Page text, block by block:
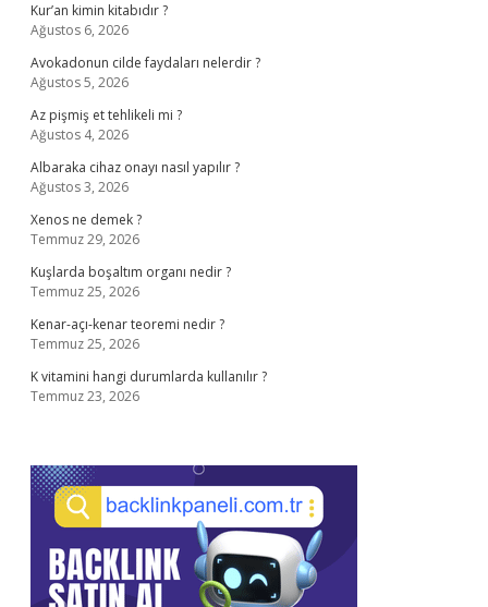
Kur’an kimin kitabıdır ?
Ağustos 6, 2026
Avokadonun cilde faydaları nelerdir ?
Ağustos 5, 2026
Az pişmiş et tehlikeli mi ?
Ağustos 4, 2026
Albaraka cihaz onayı nasıl yapılır ?
Ağustos 3, 2026
Xenos ne demek ?
Temmuz 29, 2026
Kuşlarda boşaltım organı nedir ?
Temmuz 25, 2026
Kenar-açı-kenar teoremi nedir ?
Temmuz 25, 2026
K vitamini hangi durumlarda kullanılır ?
Temmuz 23, 2026